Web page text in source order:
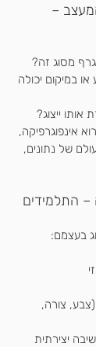
–
מסוג זה?
במיקום יכולה
ייצוג?
אינפוגרפיקה,
של נתונים,
– התלמידים
בעצמם:
צורה,
יצירתית